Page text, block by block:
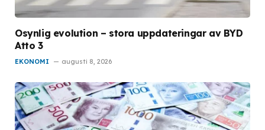
Osynlig evolution – stora uppdateringar av BYD
Atto 3
EKONOMI augusti 8, 2026